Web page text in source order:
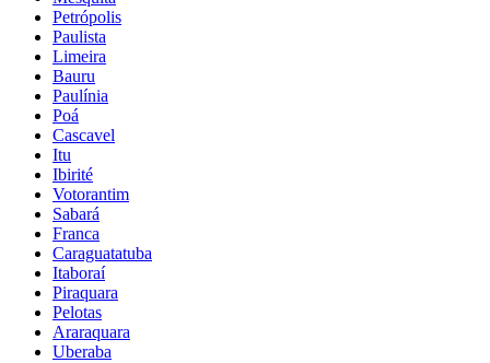
Petrópolis
Paulista
Limeira
Bauru
Paulínia
Poá
Cascavel
Itu
Ibirité
Votorantim
Sabará
Franca
Caraguatatuba
Itaboraí
Piraquara
Pelotas
Araraquara
Uberaba